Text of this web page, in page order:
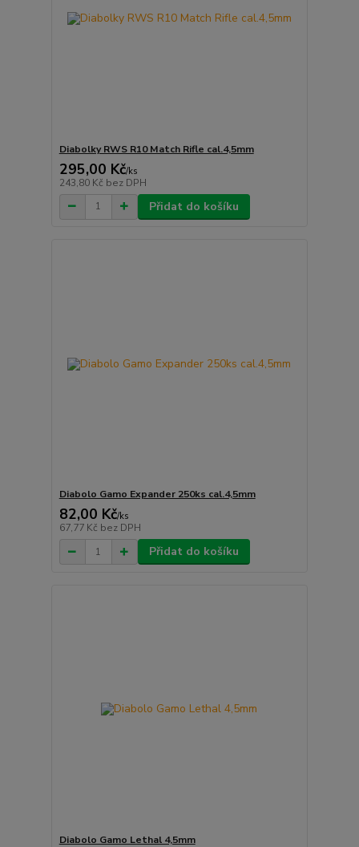
Diabolky RWS R10 Match Rifle cal.4,5mm
295,00 Kč/ks
243,80 Kč bez DPH
Přidat do košíku
Diabolo Gamo Expander 250ks cal.4,5mm
82,00 Kč/ks
67,77 Kč bez DPH
Přidat do košíku
Diabolo Gamo Lethal 4,5mm